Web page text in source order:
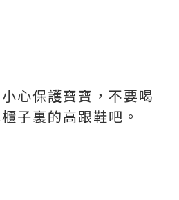
心保護寶寶，不要喝
子裏的高跟鞋吧。